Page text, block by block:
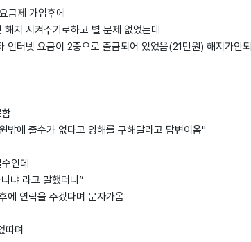
금제 가입후에
지 시켜주기로하고 별 문제 없었는데
인터넷 요금이 2중으로 출금되어 있었음(21만원) 해지가안
함
밖에 줄수가 없다고 양해를 구해달라고 답변이옴"
인데
냐 라고 말했더니”
에 연락을 주겠다며 문자가옴
따며